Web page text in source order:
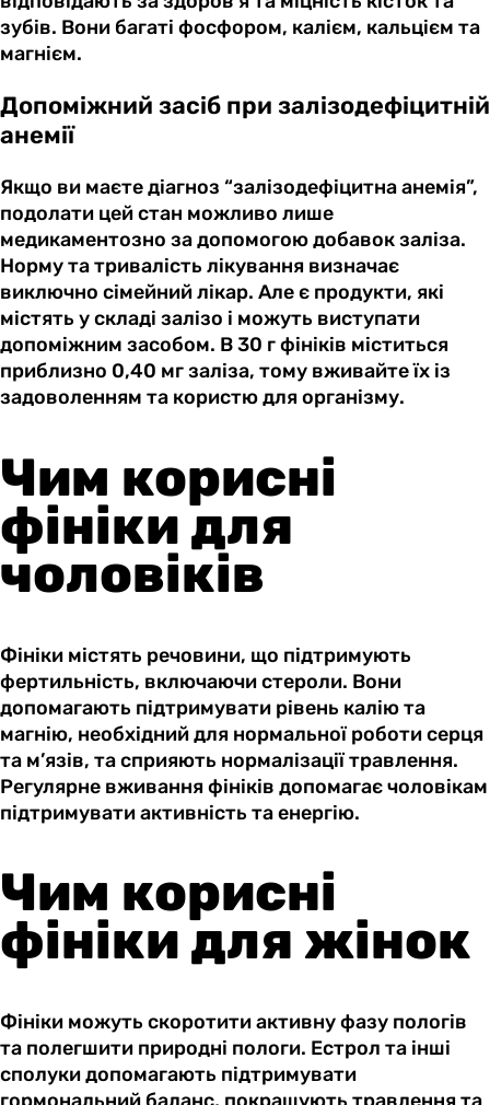
зубів. Вони багаті фосфором, калієм, кальцієм та
магнієм.
Допоміжний засіб при залізодефіцитній
анемії
Якщо ви маєте діагноз “залізодефіцитна анемія”,
подолати цей стан можливо лише
медикаментозно за допомогою добавок заліза.
Норму та тривалість лікування визначає
виключно сімейний лікар. Але є продукти, які
містять у складі залізо і можуть виступати
допоміжним засобом. В 30 г фініків міститься
приблизно 0,40 мг заліза, тому вживайте їх із
задоволенням та користю для організму.
Чим корисні
фініки для
чоловіків
Фініки містять речовини, що підтримують
фертильність, включаючи стероли. Вони
допомагають підтримувати рівень калію та
магнію, необхідний для нормальної роботи серця
та м’язів, та сприяють нормалізації травлення.
Регулярне вживання фініків допомагає чоловікам
підтримувати активність та енергію.
Чим корисні
фініки для жінок
Фініки можуть скоротити активну фазу пологів
та полегшити природні пологи. Естрол та інші
сполуки допомагають підтримувати